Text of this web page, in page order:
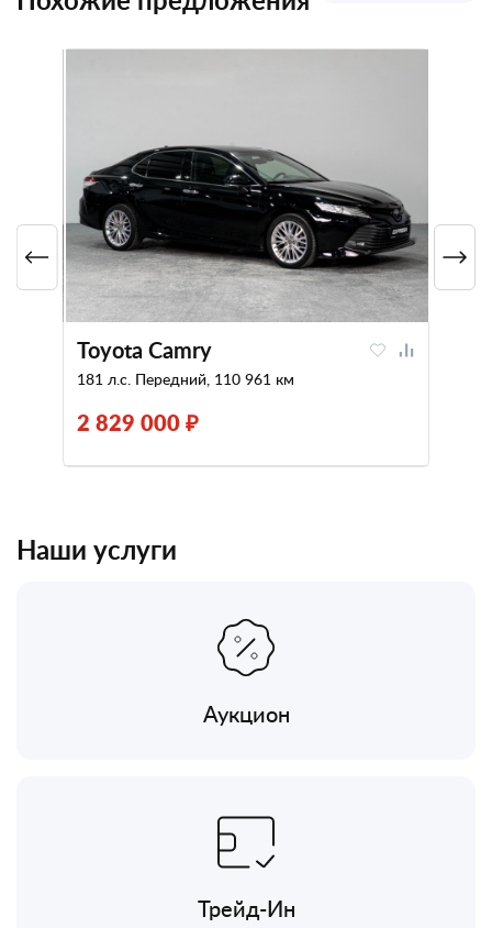
Toyota Camry
181 л.с. Передний, 110 961 км
2 829 000 ₽
Наши услуги
Аукцион
Трейд-Ин